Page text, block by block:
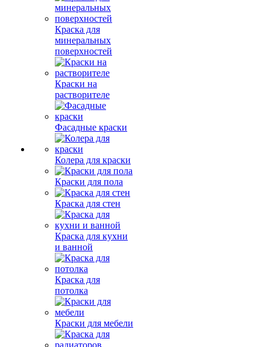
Краска для
минеральных
поверхностей
Краски на
растворителе
Фасадные краски
Колера для краски
Краски для пола
Краска для стен
Краска для кухни
и ванной
Краска для
потолка
Краски для мебели